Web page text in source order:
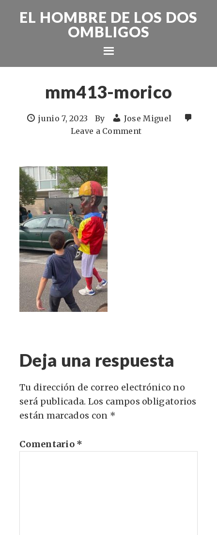
EL HOMBRE DE LOS DOS
OMBLIGOS
mm413-morico
junio 7, 2023 By
Jose Miguel
Leave a Comment
Deja una respuesta
Tu dirección de correo electrónico no
será publicada. Los campos obligatorios
están marcados con *
Comentario *